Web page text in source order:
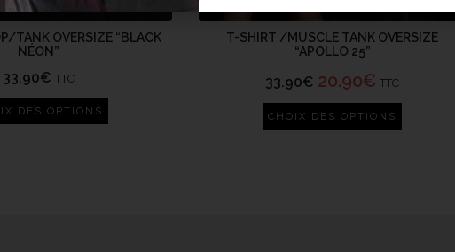
TANK OVERSIZE “BLACK
NÉON”
33.90€ TTC
DES OPTIONS
T-SHIRT /MUSCLE TANK OVERSIZE
“APOLLO 25”
33.90€ 20.90€ TTC
CHOIX DES OPTIONS